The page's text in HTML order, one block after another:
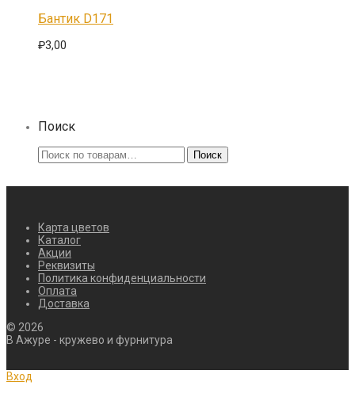
Бантик D171
₽3,00
Поиск
Искать: Поиск
Карта цветов
Каталог
Акции
Реквизиты
Политика конфиденциальности
Оплата
Доставка
© 2026
В Ажуре - кружево и фурнитура
Вход